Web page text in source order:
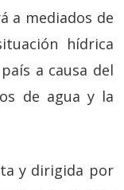
a mediados de
hídrica
a causa del
de agua y la
y dirigida por